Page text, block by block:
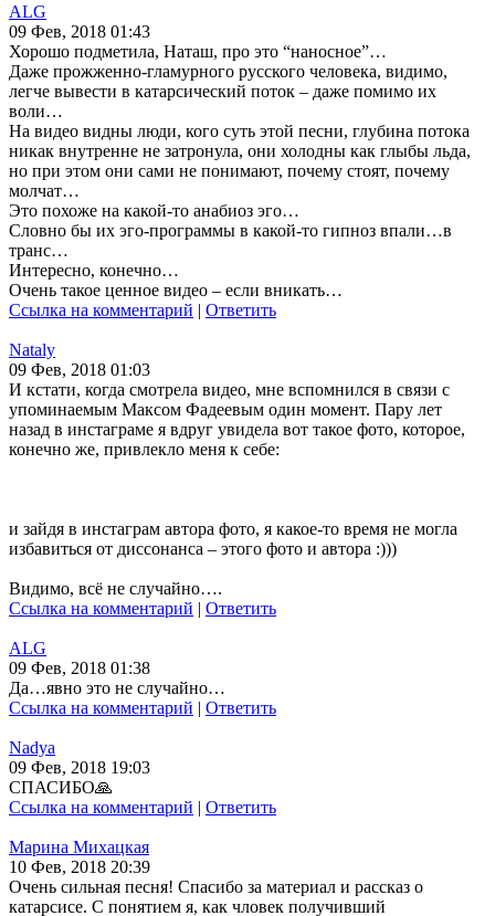
ALG
09 Фев, 2018 01:43
Хорошо подметила, Наташ, про это “наносное”…
Даже прожженно-гламурного русского человека, видимо,
легче вывести в катарсический поток – даже помимо их
воли…
На видео видны люди, кого суть этой песни, глубина потока
никак внутренне не затронула, они холодны как глыбы льда,
но при этом они сами не понимают, почему стоят, почему
молчат…
Это похоже на какой-то анабиоз эго…
Словно бы их эго-программы в какой-то гипноз впали…в
транс…
Интересно, конечно…
Очень такое ценное видео – если вникать…
Ссылка на комментарий | Ответить
Nataly
09 Фев, 2018 01:03
И кстати, когда смотрела видео, мне вспомнился в связи с
упоминаемым Максом Фадеевым один момент. Пару лет
назад в инстаграме я вдруг увидела вот такое фото, которое,
конечно же, привлекло меня к себе:
и зайдя в инстаграм автора фото, я какое-то время не могла
избавиться от диссонанса – этого фото и автора :)))
Видимо, всё не случайно….
Ссылка на комментарий | Ответить
ALG
09 Фев, 2018 01:38
Да…явно это не случайно…
Ссылка на комментарий | Ответить
Nadya
09 Фев, 2018 19:03
СПАСИБО🙏
Ссылка на комментарий | Ответить
Марина Михацкая
10 Фев, 2018 20:39
Очень сильная песня! Спасибо за материал и рассказ о
катарсисе. С понятием я, как чловек получивший